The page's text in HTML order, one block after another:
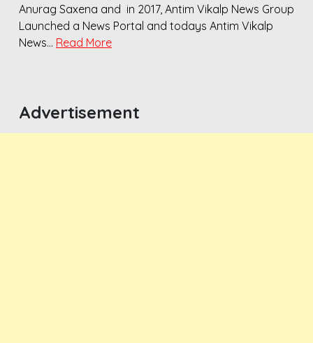
Anurag Saxena and in 2017, Antim Vikalp News Group
Launched a News Portal and todays Antim Vikalp
News… Read More
Advertisement